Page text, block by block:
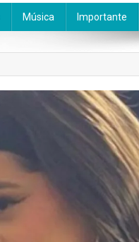
Música Importante